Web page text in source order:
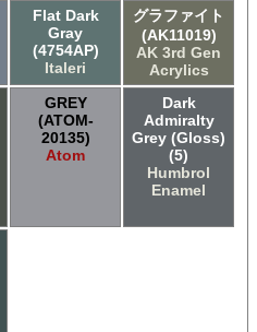
Flat Dark
Gray
(4754AP)
Italeri
グラファイト
(AK11019)
AK 3rd Gen
Acrylics
GREY
(ATOM-
20135)
Atom
Dark
Admiralty
Grey (Gloss)
(5)
Humbrol
Enamel